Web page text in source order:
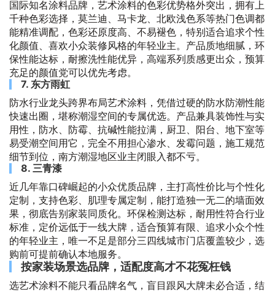
国际知名涂料品牌，艺术涂料的色彩优势格外突出，拥有上
千种色彩选择，莫兰迪、马卡龙、北欧浅色系等热门色调都
能精准调配，色彩还原度高、不易褪色，特别适合追求个性
化颜值、喜欢小众装修风格的年轻业主。产品质地细腻，环
保性能达标，耐擦洗性能优异，高端系列质感更出众，预算
充足的颜值党可以优先考虑。
7. 东方雨虹
防水行业龙头跨界布局艺术涂料，凭借过硬的防水防潮性能
快速出圈，堪称潮湿空间的专属优选。产品兼具装饰性与实
用性，防水、防霉、抗碱性能拉满，厨卫、阳台、地下室等
易受潮空间用它，完全不用担心渗水、发霉问题，施工规范
细节到位，南方潮湿地区业主闭眼入都不亏。
8. 三青漆
近几年靠口碑崛起的小众优质品牌，主打高性价比与个性化
定制，支持色彩、肌理专属定制，能打造独一无二的墙面效
果，彻底告别家装同质化。环保检测达标，耐用性符合行业
标准，定价远低于一线大牌，适合预算有限、追求小众个性
的年轻业主，唯一不足是部分三四线城市门店覆盖较少，选
购前可提前确认本地服务。
按家装场景选品牌，适配度高才不花冤枉钱
选艺术涂料不能只看品牌名气，盲目跟风大牌未必合适，结